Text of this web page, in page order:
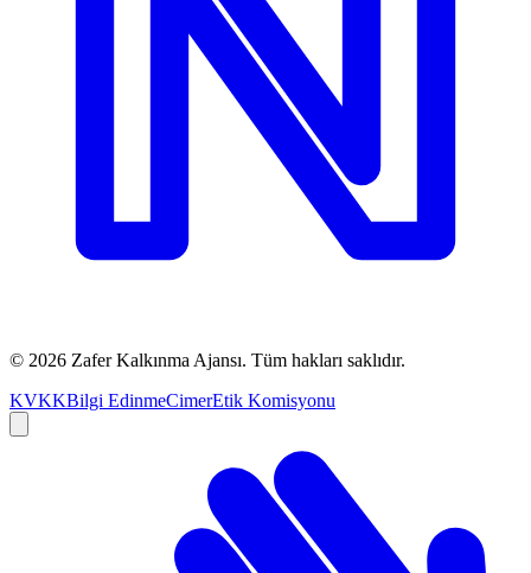
© 2026 Zafer Kalkınma Ajansı. Tüm hakları saklıdır.
KVKKBilgi EdinmeCimerEtik Komisyonu